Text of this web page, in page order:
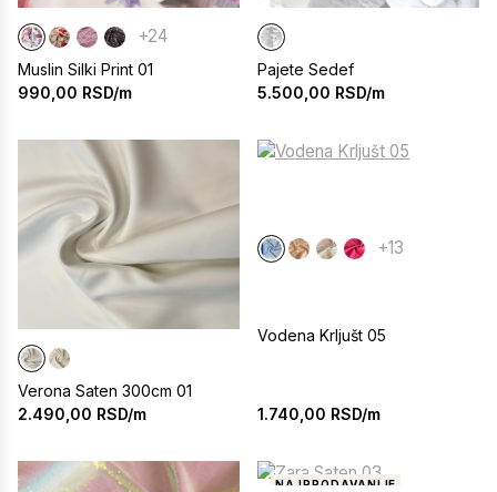
+24
Muslin Silki Print 01
990,00 RSD/m
Pajete Sedef
5.500,00 RSD/m
Verona Saten 300cm 01
2.490,00 RSD/m
+13
Vodena Krljušt 05
1.740,00 RSD/m
NAJPRODAVANIJE